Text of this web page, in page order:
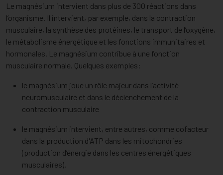
Le magnésium intervient dans plus de 300 réactions dans
l’organisme. Il intervient, par exemple, dans la contraction
musculaire, la synthèse des protéines, le transport de l’oxygène,
le métabolisme énergétique et les fonctions immunitaires et
hormonales. Le magnésium contribue à une fonction
musculaire normale. Quelques exemples:
le magnésium joue un rôle majeur dans l’activité
neuromusculaire et dans le déclenchement de la
contraction musculaire
le magnésium intervient, entre autres, comme cofacteur
dans la production d'ATP dans les mitochondries
(production d’énergie dans les centres énergétiques
musculaires).